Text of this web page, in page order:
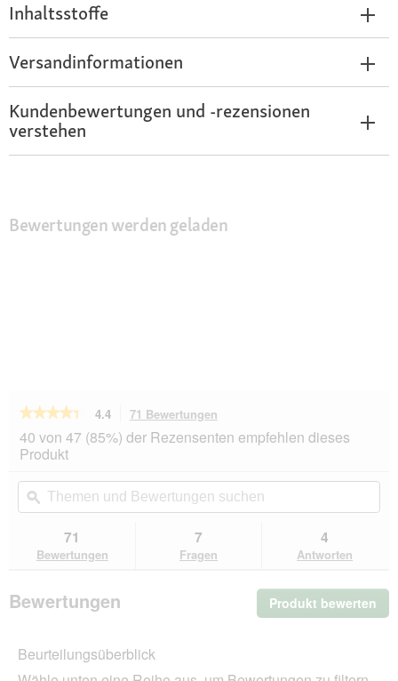
Inhaltsstoffe
Versandinformationen
Kundenbewertungen und -rezensionen
verstehen
Bewertungen werden geladen
★★★★★
★★★★★
von
5
lesen
für
Tender
Stripes
Adult
Truthahn
4.4 71 Bewertungen
dieser
Aktion
du
zu
den
40 von 47 (85%) der Rezensenten empfehlen dieses
Produkt
Themen
und
Bewertungen
ϙ
71
Bewertungen
7
Fragen
4
Antworten
Bewertungen Produkt bewerten
Mit
Beurteilungsüberblick